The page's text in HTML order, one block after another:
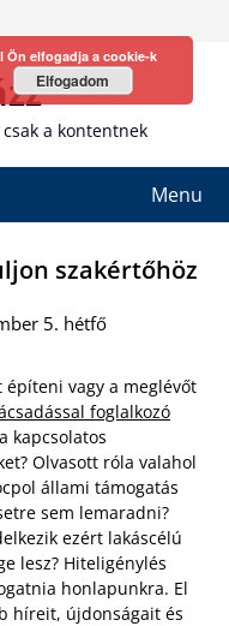
a kontentnek
Menu
szakértőhöz
5. hétfő
vagy a meglévőt
foglalkozó
kapcsolatos
Olvasott róla valahol
állami támogatás
sem lemaradni?
ezért lakáscélú
lesz? Hiteligénylés
honlapunkra. El
híreit, újdonságait és
Ön elfogadja a cookie-k
Elfogadom